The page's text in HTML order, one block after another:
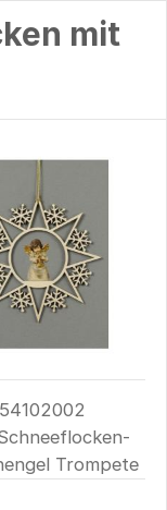
mit
Trompete